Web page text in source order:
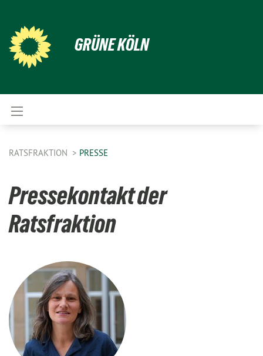
GRÜNE KÖLN
RATSFRAKTION PRESSE
Pressekontakt der
Ratsfraktion